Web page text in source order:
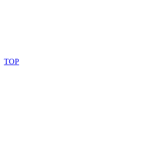
TOP